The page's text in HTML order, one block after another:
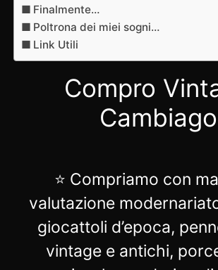
Finalmente…
Poltrona dei miei sogni…
Link Utili
Compro
Cambiago
⭐ Compriamo con
valutazione
giocattoli d’epoca,
vintage e antichi,